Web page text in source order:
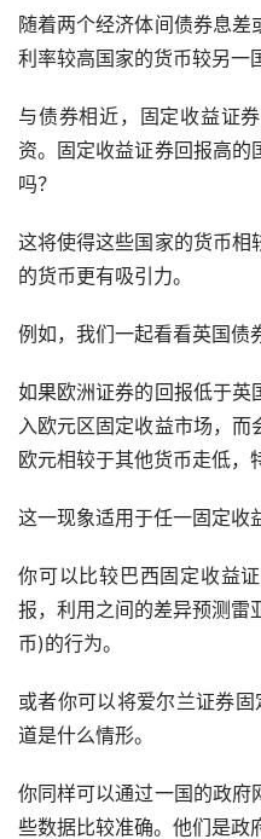
随着两个经济体间债券息
利率较高国家的货币较另一
与债券相近，固定收益证
资。固定收益证券回报高
吗？
这将使得这些国家的货币相
的货币更有吸引力。
例如，我们一起看看英国债
如果欧洲证券的回报低于英
入欧元区固定收益市场，而
欧元相较于其他货币走低，
这一现象适用于任一固定收
你可以比较巴西固定收益
报，利用之间的差异预测雷
币)的行为。
或者你可以将爱尔兰证券
道是什么情形。
你同样可以通过一国的政府
些数据比较准确。他们是政